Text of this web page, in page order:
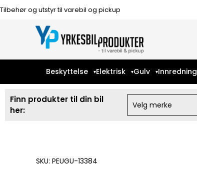
Tilbehør og utstyr til varebil og pickup
Beskyttelse Elektrisk Gulv Innredning
Finn produkter til din bil
her:
SKU: PEUGU-13384